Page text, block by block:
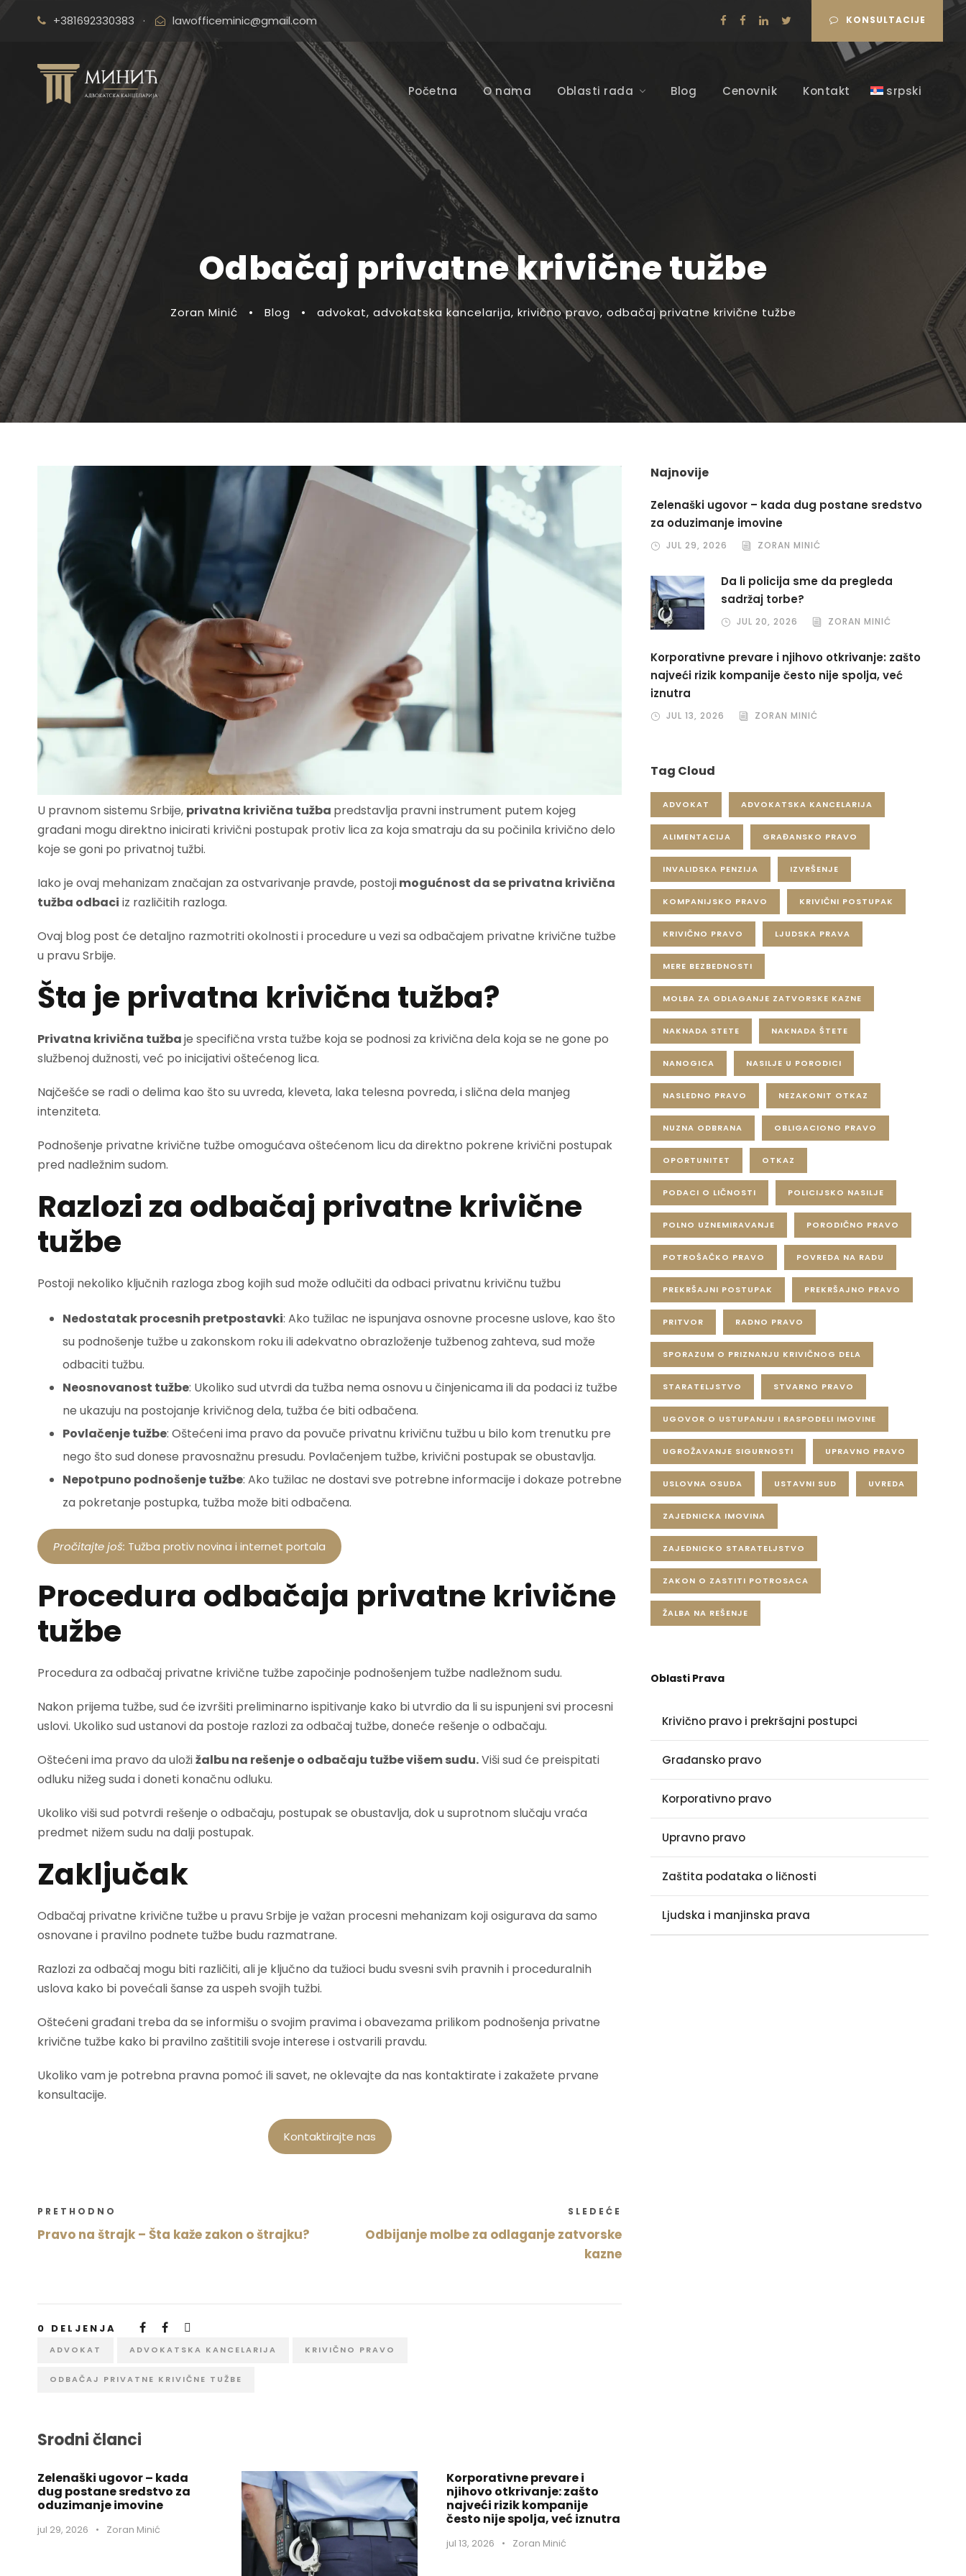
+381692330383 · lawofficeminic@gmail.com KONSULTACIJE
Početna O nama Oblasti rada Blog Cenovnik Kontakt srpski
Odbačaj privatne krivične tužbe
Zoran Minić • Blog • advokat, advokatska kancelarija, krivično pravo, odbačaj privatne krivične tužbe
U pravnom sistemu Srbije, privatna krivična tužba predstavlja pravni instrument putem kojeg
građani mogu direktno inicirati krivični postupak protiv lica za koja smatraju da su počinila krivično delo
koje se goni po privatnoj tužbi.
Iako je ovaj mehanizam značajan za ostvarivanje pravde, postojimogućnost da se privatna krivična
tužba odbaci iz različitih razloga.
Ovaj blog post će detaljno razmotriti okolnosti i procedure u vezi sa odbačajem privatne krivične tužbe
u pravu Srbije.
Šta je privatna krivična tužba?
Privatna krivična tužbaje specifična vrsta tužbe koja se podnosi za krivična dela koja se ne gone po
službenoj dužnosti, već po inicijativi oštećenog lica.
Najčešće se radi o delima kao što su uvreda, kleveta, laka telesna povreda, i slična dela manjeg
intenziteta.
Podnošenje privatne krivične tužbe omogućava oštećenom licu da direktno pokrene krivični postupak
pred nadležnim sudom.
Razlozi za odbačaj privatne krivične
tužbe
Postoji nekoliko ključnih razloga zbog kojih sud može odlučiti da odbaci privatnu krivičnu tužbu
Nedostatak procesnih pretpostavki: Ako tužilac ne ispunjava osnovne procesne uslove, kao što
su podnošenje tužbe u zakonskom roku ili adekvatno obrazloženje tužbenog zahteva, sud može
odbaciti tužbu.
Neosnovanost tužbe: Ukoliko sud utvrdi da tužba nema osnovu u činjenicama ili da podaci iz tužbe
ne ukazuju na postojanje krivičnog dela, tužba će biti odbačena.
Povlačenje tužbe: Oštećeni ima pravo da povuče privatnu krivičnu tužbu u bilo kom trenutku pre
nego što sud donese pravosnažnu presudu. Povlačenjem tužbe, krivični postupak se obustavlja.
Nepotpuno podnošenje tužbe: Ako tužilac ne dostavi sve potrebne informacije i dokaze potrebne
za pokretanje postupka, tužba može biti odbačena.
Pročitajte još: Tužba protiv novina i internet portala
Procedura odbačaja privatne krivične
tužbe
Procedura za odbačaj privatne krivične tužbe započinje podnošenjem tužbe nadležnom sudu.
Nakon prijema tužbe, sud će izvršiti preliminarno ispitivanje kako bi utvrdio da li su ispunjeni svi procesni
uslovi. Ukoliko sud ustanovi da postoje razlozi za odbačaj tužbe, doneće rešenje o odbačaju.
Oštećeni ima pravo da uložižalbu na rešenje o odbačaju tužbe višem sudu.Viši sud će preispitati
odluku nižeg suda i doneti konačnu odluku.
Ukoliko viši sud potvrdi rešenje o odbačaju, postupak se obustavlja, dok u suprotnom slučaju vraća
predmet nižem sudu na dalji postupak.
Zaključak
Odbačaj privatne krivične tužbe u pravu Srbije je važan procesni mehanizam koji osigurava da samo
osnovane i pravilno podnete tužbe budu razmatrane.
Razlozi za odbačaj mogu biti različiti, ali je ključno da tužioci budu svesni svih pravnih i proceduralnih
uslova kako bi povećali šanse za uspeh svojih tužbi.
Oštećeni građani treba da se informišu o svojim pravima i obavezama prilikom podnošenja privatne
krivične tužbe kako bi pravilno zaštitili svoje interese i ostvarili pravdu.
Ukoliko vam je potrebna pravna pomoć ili savet, ne oklevajte da nas kontaktirate i zakažete prvane
konsultacije.
Kontaktirajte nas
PRETHODNO
Pravo na štrajk – Šta kaže zakon o štrajku?
SLEDEĆE
Odbijanje molbe za odlaganje zatvorske
kazne
0 DELJENJA
ADVOKAT ADVOKATSKA KANCELARIJA KRIVIČNO PRAVO
ODBAČAJ PRIVATNE KRIVIČNE TUŽBE
Srodni članci
Zelenaški ugovor – kada
dug postane sredstvo za
oduzimanje imovine
jul 29, 2026 • Zoran Minić
Korporativne prevare i
njihovo otkrivanje: zašto
najveći rizik kompanije
često nije spolja, već iznutra
jul 13, 2026 • Zoran Minić
Najnovije
Zelenaški ugovor – kada dug postane sredstvo
za oduzimanje imovine
JUL 29, 2026 ZORAN MINIĆ
Da li policija sme da pregleda
sadržaj torbe?
JUL 20, 2026 ZORAN MINIĆ
Korporativne prevare i njihovo otkrivanje: zašto
najveći rizik kompanije često nije spolja, već
iznutra
JUL 13, 2026 ZORAN MINIĆ
Tag Cloud
ADVOKAT ADVOKATSKA KANCELARIJA
ALIMENTACIJA GRAĐANSKO PRAVO
INVALIDSKA PENZIJA IZVRŠENJE
KOMPANIJSKO PRAVO KRIVIČNI POSTUPAK
KRIVIČNO PRAVO LJUDSKA PRAVA
MERE BEZBEDNOSTI
MOLBA ZA ODLAGANJE ZATVORSKE KAZNE
NAKNADA STETE NAKNADA ŠTETE
NANOGICA NASILJE U PORODICI
NASLEDNO PRAVO NEZAKONIT OTKAZ
NUZNA ODBRANA OBLIGACIONO PRAVO
OPORTUNITET OTKAZ
PODACI O LIČNOSTI POLICIJSKO NASILJE
POLNO UZNEMIRAVANJE PORODIČNO PRAVO
POTROŠAČKO PRAVO POVREDA NA RADU
PREKRŠAJNI POSTUPAK PREKRŠAJNO PRAVO
PRITVOR RADNO PRAVO
SPORAZUM O PRIZNANJU KRIVIČNOG DELA
STARATELJSTVO STVARNO PRAVO
UGOVOR O USTUPANJU I RASPODELI IMOVINE
UGROŽAVANJE SIGURNOSTI UPRAVNO PRAVO
USLOVNA OSUDA USTAVNI SUD UVREDA
ZAJEDNICKA IMOVINA
ZAJEDNICKO STARATELJSTVO
ZAKON O ZASTITI POTROSACA
ŽALBA NA REŠENJE
Oblasti Prava
Krivično pravo i prekršajni postupci
Građansko pravo
Korporativno pravo
Upravno pravo
Zaštita podataka o ličnosti
Ljudska i manjinska prava